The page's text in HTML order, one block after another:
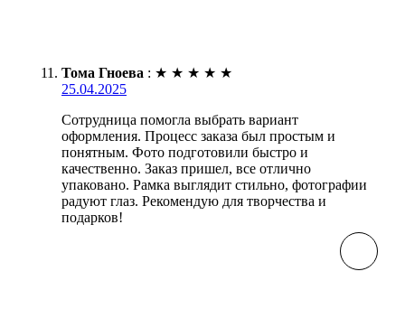
Тома Гноева : ★ ★ ★ ★ ★
25.04.2025
Сотрудница помогла выбрать вариант
оформления. Процесс заказа был простым и
понятным. Фото подготовили быстро и
качественно. Заказ пришел, все отлично
упаковано. Рамка выглядит стильно, фотографии
радуют глаз. Рекомендую для творчества и
подарков!